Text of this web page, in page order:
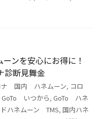
ンを安心にお得に！
診断見舞金
ナ 国内 ハネムーン, コロ
GoTo いつから, GoTo ハネ
ハネムーン TMS, 国内ハネ